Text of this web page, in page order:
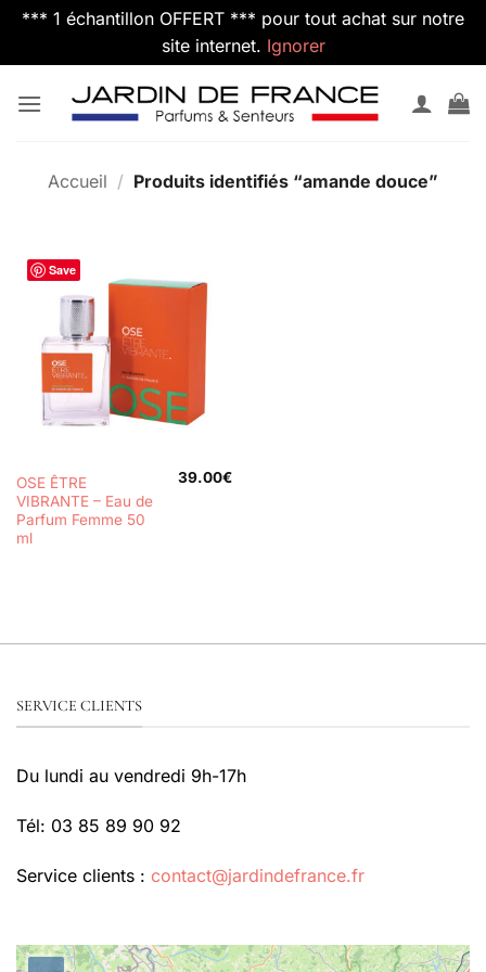
*** 1 échantillon OFFERT *** pour tout achat sur notre
site internet. Ignorer
Accueil / Produits identifiés “amande douce”
Save
OSE ÊTRE
VIBRANTE – Eau de
Parfum Femme 50
ml
39.00€
SERVICE CLIENTS
Du lundi au vendredi 9h-17h
Tél: 03 85 89 90 92
Service clients : contact@jardindefrance.fr